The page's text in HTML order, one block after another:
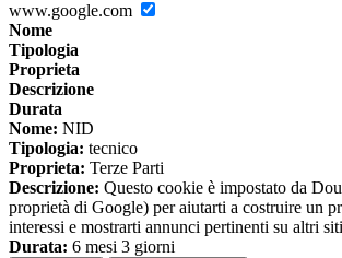
www.google.com
Nome
Tipologia
Proprieta
Descrizione
Durata
Nome: NID
Tipologia: tecnico
Proprieta: Terze Parti
Descrizione: Questo cookie è impostato da
proprietà di Google) per aiutarti a costruire un
interessi e mostrarti annunci pertinenti su altri
Durata: 6 mesi 3 giorni